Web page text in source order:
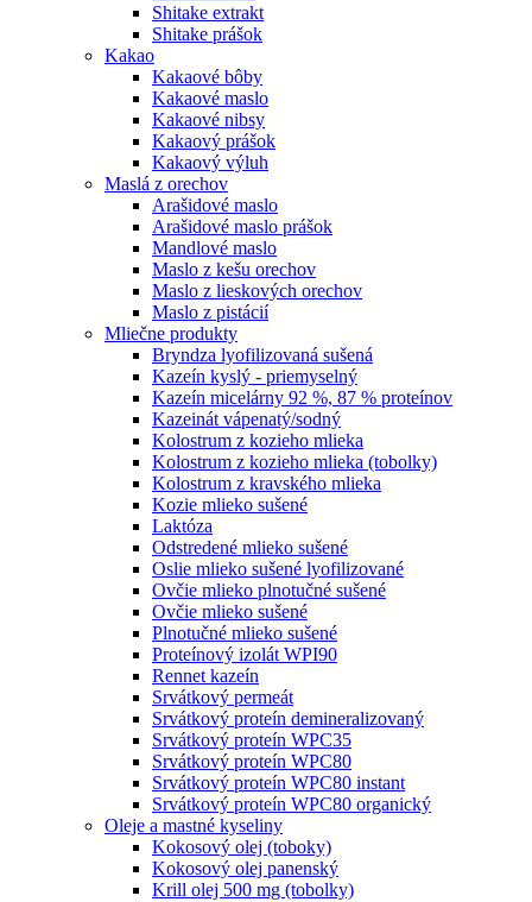
Shitake extrakt
Shitake prášok
Kakao
Kakaové bôby
Kakaové maslo
Kakaové nibsy
Kakaový prášok
Kakaový výluh
Maslá z orechov
Arašidové maslo
Arašidové maslo prášok
Mandlové maslo
Maslo z kešu orechov
Maslo z lieskových orechov
Maslo z pistácií
Mliečne produkty
Bryndza lyofilizovaná sušená
Kazeín kyslý - priemyselný
Kazeín micelárny 92 %, 87 % proteínov
Kazeinát vápenatý/sodný
Kolostrum z kozieho mlieka
Kolostrum z kozieho mlieka (tobolky)
Kolostrum z kravského mlieka
Kozie mlieko sušené
Laktóza
Odstredené mlieko sušené
Oslie mlieko sušené lyofilizované
Ovčie mlieko plnotučné sušené
Ovčie mlieko sušené
Plnotučné mlieko sušené
Proteínový izolát WPI90
Rennet kazeín
Srvátkový permeát
Srvátkový proteín demineralizovaný
Srvátkový proteín WPC35
Srvátkový proteín WPC80
Srvátkový proteín WPC80 instant
Srvátkový proteín WPC80 organický
Oleje a mastné kyseliny
Kokosový olej (toboky)
Kokosový olej panenský
Krill olej 500 mg (tobolky)